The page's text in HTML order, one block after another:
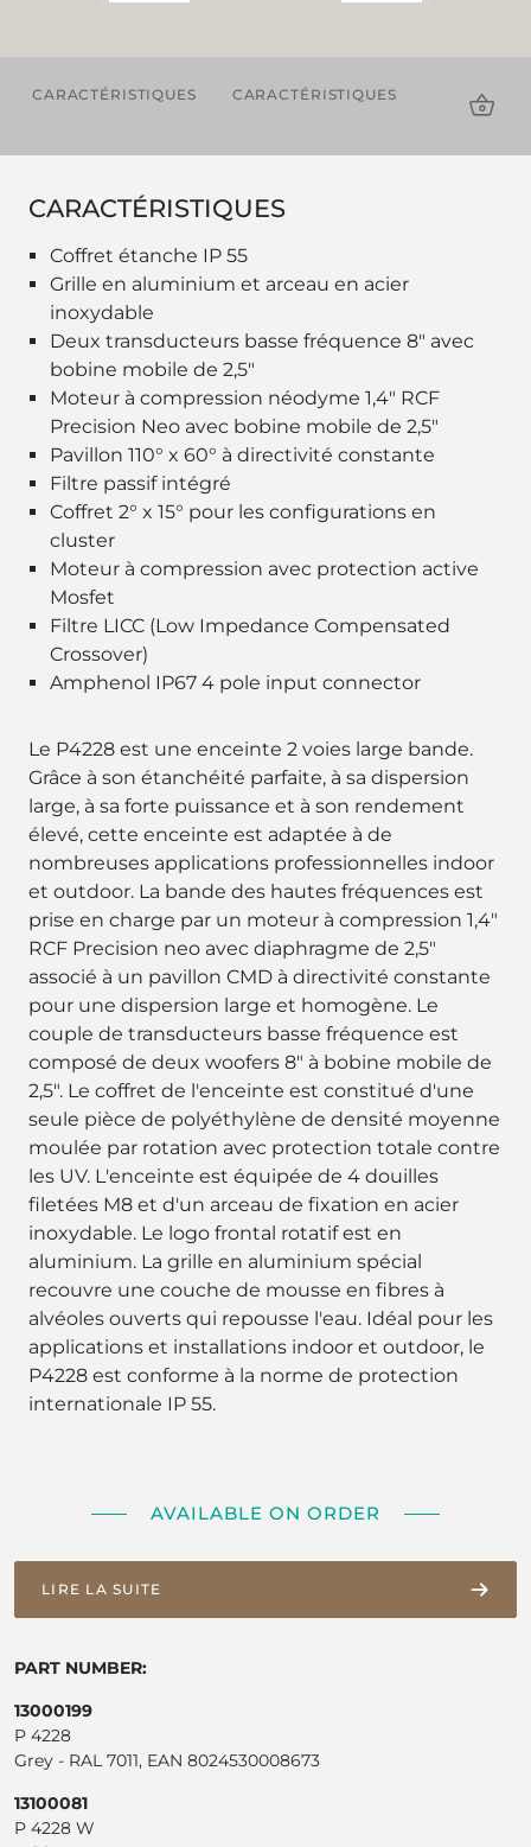
CARACTÉRISTIQUES CARACTÉRISTIQUES
CARACTÉRISTIQUES
Coffret étanche IP 55
Grille en aluminium et arceau en acier
inoxydable
Deux transducteurs basse fréquence 8" avec
bobine mobile de 2,5"
Moteur à compression néodyme 1,4" RCF
Precision Neo avec bobine mobile de 2,5"
Pavillon 110° x 60° à directivité constante
Filtre passif intégré
Coffret 2° x 15° pour les configurations en
cluster
Moteur à compression avec protection active
Mosfet
Filtre LICC (Low Impedance Compensated
Crossover)
Amphenol IP67 4 pole input connector
Le P4228 est une enceinte 2 voies large bande.
Grâce à son étanchéité parfaite, à sa dispersion
large, à sa forte puissance et à son rendement
élevé, cette enceinte est adaptée à de
nombreuses applications professionnelles indoor
et outdoor. La bande des hautes fréquences est
prise en charge par un moteur à compression 1,4"
RCF Precision neo avec diaphragme de 2,5"
associé à un pavillon CMD à directivité constante
pour une dispersion large et homogène. Le
couple de transducteurs basse fréquence est
composé de deux woofers 8" à bobine mobile de
2,5". Le coffret de l'enceinte est constitué d'une
seule pièce de polyéthylène de densité moyenne
moulée par rotation avec protection totale contre
les UV. L'enceinte est équipée de 4 douilles
filetées M8 et d'un arceau de fixation en acier
inoxydable. Le logo frontal rotatif est en
aluminium. La grille en aluminium spécial
recouvre une couche de mousse en fibres à
alvéoles ouverts qui repousse l'eau. Idéal pour les
applications et installations indoor et outdoor, le
P4228 est conforme à la norme de protection
internationale IP 55.
AVAILABLE ON ORDER
LIRE LA SUITE
PART NUMBER:
13000199
P 4228
Grey - RAL 7011, EAN 8024530008673
13100081
P 4228 W